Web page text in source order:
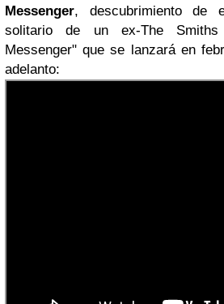
Messenger, descubrimiento de
solitario de un ex-The
Messenger" que se lanzará en
adelanto: